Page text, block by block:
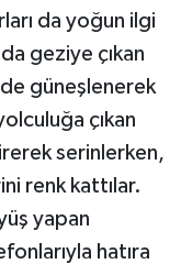
da yoğun ilgi
geziye çıkan
güneşlenerek
çıkan
serinlerken,
renk kattılar.
yapan
hatıra